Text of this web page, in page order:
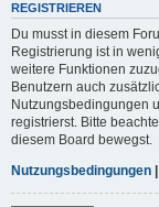
REGISTRIEREN
Du musst in diesem
Registrierung ist in
weitere Funktionen
Benutzern auch
Nutzungsbedingungen
registrierst. Bitte
diesem Board bewegst.
Nutzungsbedingungen |